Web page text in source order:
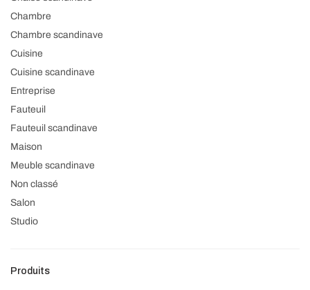
Chambre
Chambre scandinave
Cuisine
Cuisine scandinave
Entreprise
Fauteuil
Fauteuil scandinave
Maison
Meuble scandinave
Non classé
Salon
Studio
Produits